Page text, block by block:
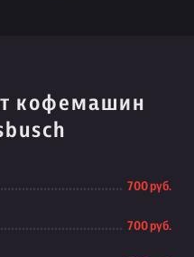
кофемашин
700 руб.
700 руб.